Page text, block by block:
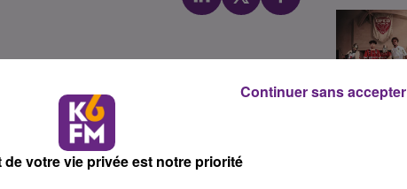
de votre vie privée est notre priorité
Continuer sans accepter